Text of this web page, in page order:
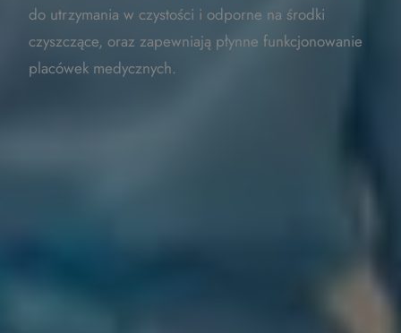
do utrzymania w czystości i odporne na środki
czyszczące, oraz zapewniają płynne funkcjonowanie
placówek medycznych.